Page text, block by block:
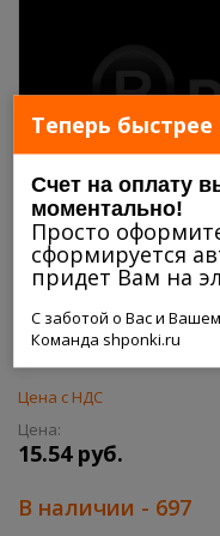
Теперь
Счет на оплату
моментально!
Просто
сформируется
придет Вам на
С заботой о Вас и
Команда shponki.ru
Цена с НДС
Цена:
15.54 руб.
В наличии - 697